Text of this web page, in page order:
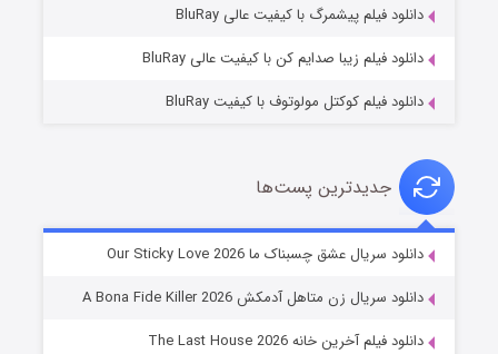
شوهر
دانلود فیلم پیشمرگ با کیفیت عالی BluRay
دانلود فیلم زیبا صدایم کن با کیفیت عالی BluRay
دانلود فیلم کوکتل مولوتوف با کیفیت BluRay
جدیدترین پست‌ها
دانلود سریال عشق چسبناک ما Our Sticky Love 2026
دانلود سریال زن متاهل آدمکش A Bona Fide Killer 2026
دانلود فیلم آخرین خانه The Last House 2026